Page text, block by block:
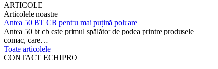
ARTICOLE
Articolele noastre
Antea 50 BT CB pentru mai puțină poluare
Antea 50 bt cb este primul spălător de podea printre produsele
comac, care…
Toate articolele
CONTACT ECHIPRO